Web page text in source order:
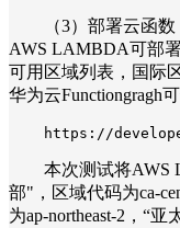
（3）部署云函数
AWS LAMBDA可部
可用区域列表，国际
华为云Functiongragh
https://
本次测试将AWS
部"，区域代码为ca-
为ap-northeast-2，“亚